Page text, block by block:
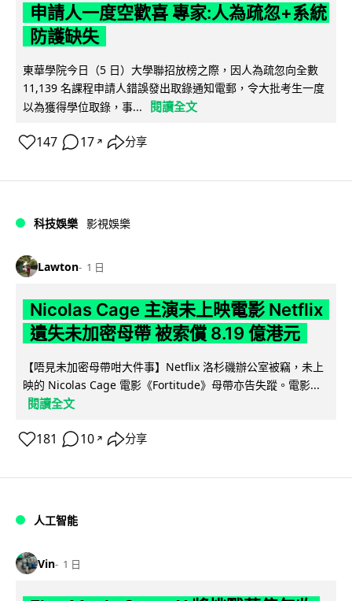
申請人一度空歡喜 專家:人為疏忽+系統
防護缺失
東華學院今日（5 日）大學聯招放榜之際，因人為疏忽向全數
11,139 名課程申請人錯誤發出取錄通知電郵，令大批考生一度
以為獲得學位取錄，事...
閱讀全文
147 17 ↗ 分享
科技娛樂 影視娛樂
Lawton 1 日
Nicolas Cage 主演未上映電影 Netflix
遺失未加密母帶 被索償 8.19 億港元
【唔見未加密母帶咁大件事】Netflix 洛杉磯辦公室被竊，未上
映的 Nicolas Cage 電影《Fortitude》母帶亦告失蹤。電影...
閱讀全文
181 10 ↗ 分享
人工智能
Vin 1 日